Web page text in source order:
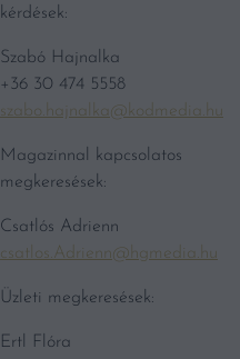
kérdések:
Szabó Hajnalka
+36 30 474 5558
szabo.hajnalka@kodmedia.hu
Magazinnal kapcsolatos
megkeresések:
Csatlós Adrienn
csatlos.Adrienn@hgmedia.hu
Üzleti megkeresések:
Ertl Flóra